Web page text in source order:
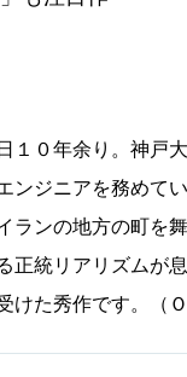
１０年余り。神戸
ンジニアを務めて
ランの地方の町を
正統リアリズムが
けた秀作です。（Ｏ